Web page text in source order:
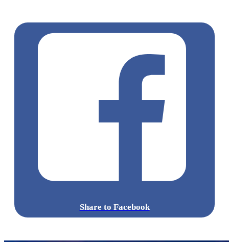
Share to Facebook